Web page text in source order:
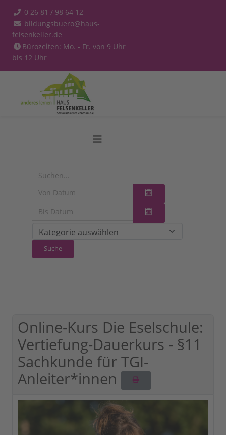
0 26 81 / 98 64 12
bildungsbuero@haus-
felsenkeller.de
Bürozeiten: Mo. - Fr. von 9 Uhr
bis 12 Uhr
Kalender öffnen
Kalender öffnen
Online-Kurs Die Eselschule:
Vertiefung-Dauerkurs - §11
Sachkunde für TGI-
Anleiter*innen